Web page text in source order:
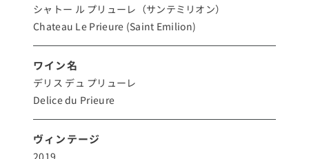
シャトー ル プリューレ（サンテミリオン）
Chateau Le Prieure (Saint Emilion)
ワイン名
デリス デュ プリューレ
Delice du Prieure
ヴィンテージ